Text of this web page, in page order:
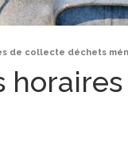
de collecte déchets